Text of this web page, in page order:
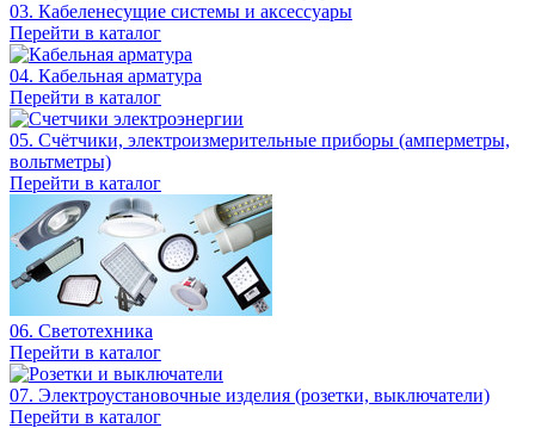
03. Кабеленесущие системы и аксессуары
Перейти в каталог
04. Кабельная арматура
Перейти в каталог
05. Счётчики, электроизмерительные приборы (амперметры,
вольтметры)
Перейти в каталог
06. Светотехника
Перейти в каталог
07. Электроустановочные изделия (розетки, выключатели)
Перейти в каталог